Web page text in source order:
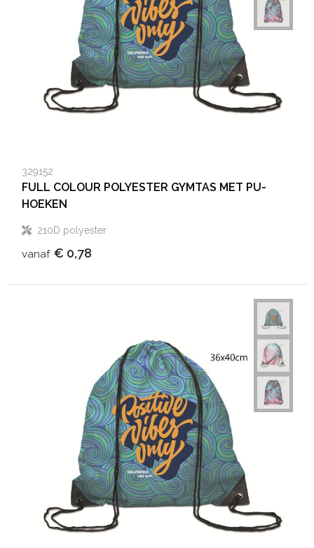
329152
FULL COLOUR POLYESTER GYMTAS MET PU-
HOEKEN
210D polyester
vanaf € 0,78